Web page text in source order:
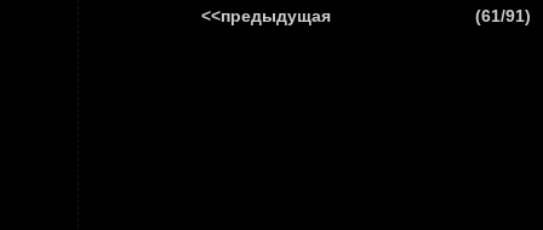
<<предыдущая (61/91)